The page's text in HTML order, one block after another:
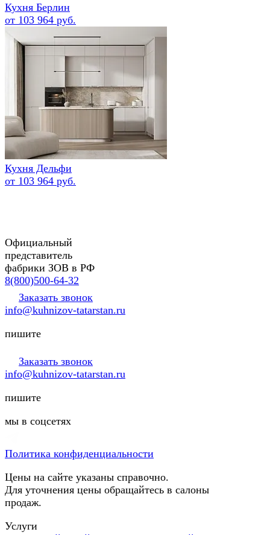
Кухня Берлин
от 103 964 руб.
Кухня Дельфи
от 103 964 руб.
Официальный
представитель
фабрики ЗОВ в РФ
8(800)500-64-32
Заказать звонок
info@kuhnizov-tatarstan.ru
пишите
Заказать звонок
info@kuhnizov-tatarstan.ru
пишите
мы в соцсетях
Политика конфиденциальности
Цены на сайте указаны справочно.
Для уточнения цены обращайтесь в салоны
продаж.
Услуги